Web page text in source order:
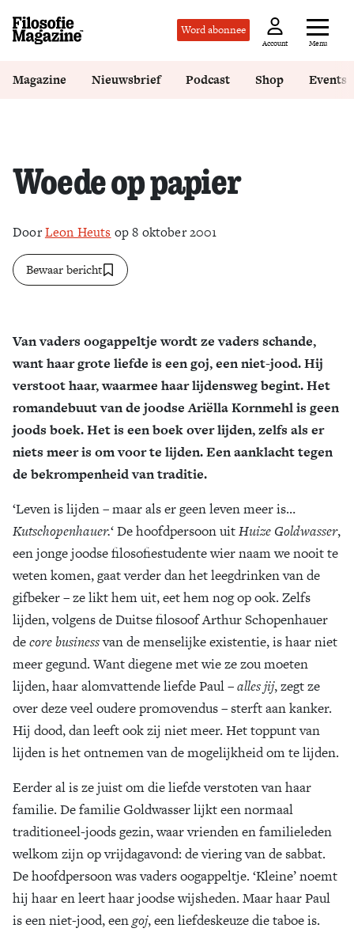
Word abonnee
Account Menu
Zoek
Magazine Nieuwsbrief Podcast Shop Events
Woede op papier
DoorLeon Heuts op 8 oktober 2001
Bewaar bericht
Van vaders oogappeltje wordt ze vaders schande,
want haar grote liefde is een goj, een niet-jood. Hij
verstoot haar, waarmee haar lijdensweg begint. Het
romandebuut van de joodse Ariëlla Kornmehl is geen
joods boek. Het is een boek over lijden, zelfs als er
niets meer is om voor te lijden. Een aanklacht tegen
de bekrompenheid van traditie.
‘Leven is lijden – maar als er geen leven meer is…
Kutschopenhauer.‘ De hoofdpersoon uitHuize Goldwasser,
een jonge joodse filosofiestudente wier naam we nooit te
weten komen, gaat verder dan het leegdrinken van de
gifbeker – ze likt hem uit, eet hem nog op ook. Zelfs
lijden, volgens de Duitse filosoof Arthur Schopenhauer
decore businessvan de menselijke existentie, is haar niet
meer gegund. Want diegene met wie ze zou moeten
lijden, haar alomvattende liefde Paul –alles jij, zegt ze
over deze veel oudere promovendus – sterft aan kanker.
Hij dood, dan leeft ook zij niet meer. Het toppunt van
lijden is het ontnemen van de mogelijkheid om te lijden.
Eerder al is ze juist om die liefde verstoten van haar
familie. De familie Goldwasser lijkt een normaal
traditioneel-joods gezin, waar vrienden en familieleden
welkom zijn op vrijdagavond: de viering van de sabbat.
De hoofdpersoon was vaders oogappeltje. ‘Kleine’ noemt
hij haar en leert haar joodse wijsheden. Maar haar Paul
is een niet-jood, eengoj, een liefdeskeuze die taboe is.